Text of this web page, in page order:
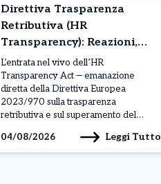
Direttiva Trasparenza
Retributiva (HR
Transparency): Reazioni,
Obblighi e Confronto
Europeo
L’entrata nel vivo dell’HR
Transparency Act — emanazione
diretta della Direttiva Europea
2023/970 sulla trasparenza
retributiva e sul superamento del
pay gap) — sta ridisegnando le
strategie di reclutamento, gestione e
04/08/2026 Leggi Tutto